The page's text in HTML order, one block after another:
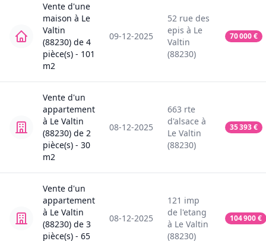
Vente d'une
maison à Le
Valtin
(88230) de 4
pièce(s) - 101
m2
09-12-2025
52 rue des
epis à Le
Valtin
(88230)
70 000€
Vente d'un
appartement
à Le Valtin
(88230) de 2
pièce(s) - 30
m2
08-12-2025
663 rte
d'alsace à
Le Valtin
(88230)
35 393€
Vente d'un
appartement
à Le Valtin
(88230) de 3
pièce(s) - 65
08-12-2025
121 imp
de l'etang
à Le Valtin
(88230)
104 900€